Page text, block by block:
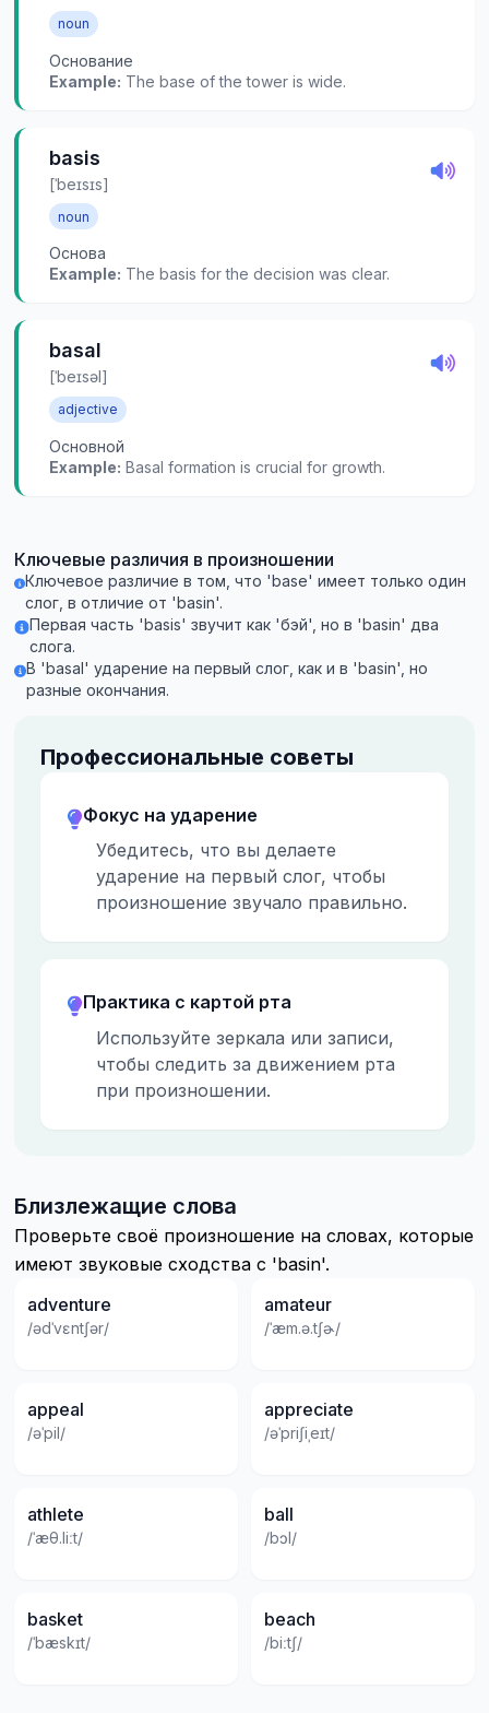
noun
Основание
Example: The base of the tower is wide.
basis
[ˈbeɪsɪs]
noun
Основа
Example: The basis for the decision was clear.
basal
[ˈbeɪsəl]
adjective
Основной
Example: Basal formation is crucial for growth.
Ключевые различия в произношении
Ключевое различие в том, что 'base' имеет только один
слог, в отличие от 'basin'.
Первая часть 'basis' звучит как 'бэй', но в 'basin' два
слога.
В 'basal' ударение на первый слог, как и в 'basin', но
разные окончания.
Профессиональные советы
Фокус на ударение
Убедитесь, что вы делаете
ударение на первый слог, чтобы
произношение звучало правильно.
Практика с картой рта
Используйте зеркала или записи,
чтобы следить за движением рта
при произношении.
Близлежащие слова
Проверьте своё произношение на словах, которые
имеют звуковые сходства с 'basin'.
adventure
/ədˈvɛntʃər/
amateur
/ˈæm.ə.tʃɚ/
appeal
/əˈpil/
appreciate
/əˈpriʃiˌeɪt/
athlete
/ˈæθ.liːt/
ball
/bɔl/
basket
/ˈbæskɪt/
beach
/biːtʃ/